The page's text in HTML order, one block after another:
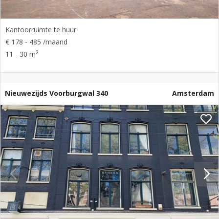
Kantoorruimte te huur
€ 178 - 485 /maand
11 - 30 m2
Nieuwezijds Voorburgwal 340 Amsterdam